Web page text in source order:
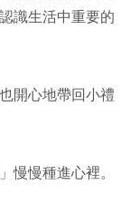
識生活中重要的
開心地帶回小禮
慢慢種進心裡。